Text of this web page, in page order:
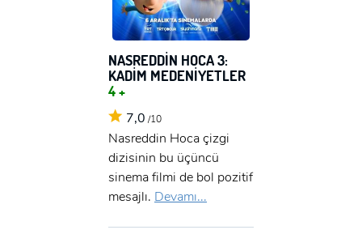
NASREDDİN HOCA 3:
KADİM MEDENİYETLER
4 +
7,0 /10
Nasreddin Hoca çizgi
dizisinin bu üçüncü
sinema filmi de bol pozitif
mesajlı. Devamı...